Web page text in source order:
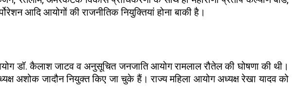
आदि आयोगों की राजनीतिक नियुक्तियां होना बाकी है।
डॉ. कैलाश जाटव व अनुसूचित जनजाति आयोग रामलाल रौतेल की घोषणा की थी।
अशोक जादौन नियुक्त किए जा चुके हैं। राज्य महिला आयोग अध्यक्ष रेखा यादव को